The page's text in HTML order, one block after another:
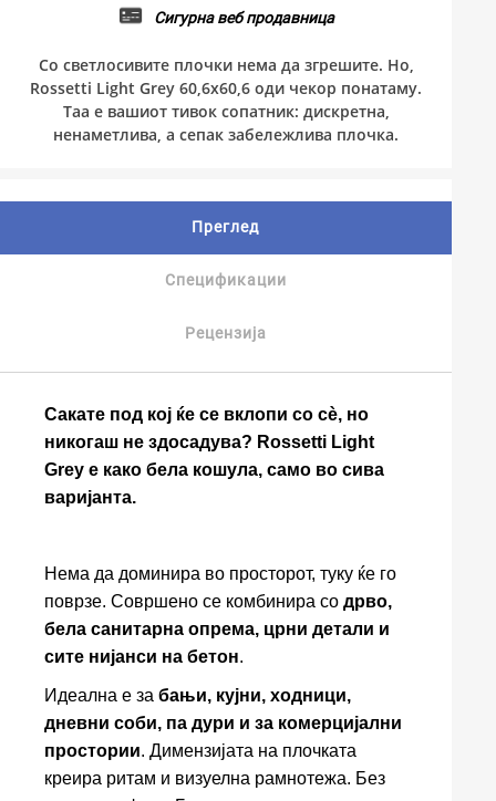
Сигурна веб продавница
Со светлосивите плочки нема да згрешите. Но,
Rossetti Light Grey 60,6x60,6 оди чекор понатаму.
Таа е вашиот тивок сопатник: дискретна,
ненаметлива, а сепак забележлива плочка.
Преглед
Спецификации
Рецензија
Сакате под кој ќе се вклопи со сè, но
никогаш не здосадува? Rossetti Light
Grey е како бела кошула, само во сива
варијанта.
Нема да доминира во просторот, туку ќе го
поврзе. Совршено се комбинира со дрво,
бела санитарна опрема, црни детали и
сите нијанси на бетон.
Идеална е за бањи, кујни, ходници,
дневни соби, па дури и за комерцијални
простории. Димензијата на плочката
креира ритам и визуелна рамнотежа. Без